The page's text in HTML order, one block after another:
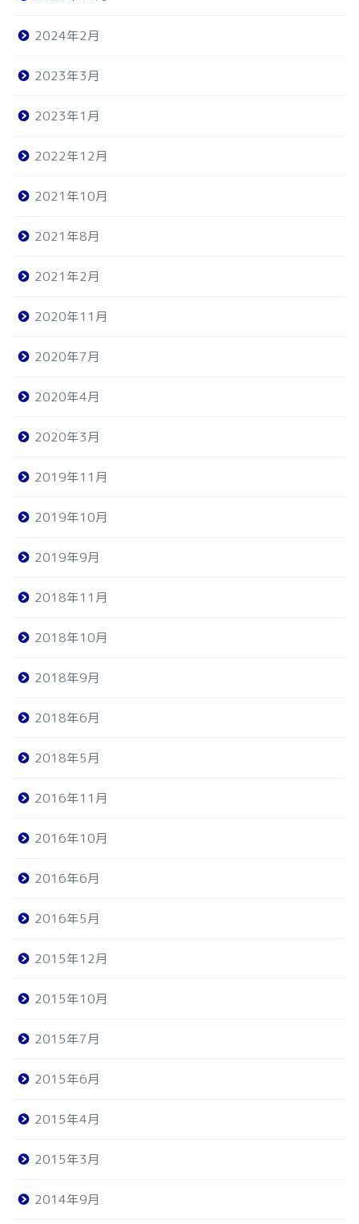
2024年2月
2023年3月
2023年1月
2022年12月
2021年10月
2021年8月
2021年2月
2020年11月
2020年7月
2020年4月
2020年3月
2019年11月
2019年10月
2019年9月
2018年11月
2018年10月
2018年9月
2018年6月
2018年5月
2016年11月
2016年10月
2016年6月
2016年5月
2015年12月
2015年10月
2015年7月
2015年6月
2015年4月
2015年3月
2014年9月